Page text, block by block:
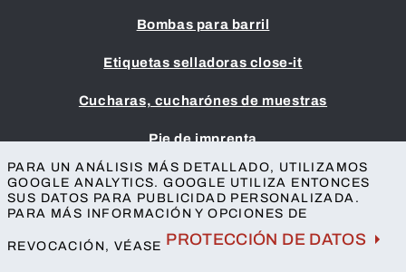
Bombas para barril
Etiquetas selladoras close-it
Cucharas, cucharónes de muestras
Pie de imprenta
GTC
Protección de datos
Accesibilidad
Contacto
PARA UN ANÁLISIS MÁS DETALLADO, UTILIZAMOS
GOOGLE ANALYTICS. GOOGLE UTILIZA ENTONCES
SUS DATOS PARA PUBLICIDAD PERSONALIZADA.
PARA MÁS INFORMACIÓN Y OPCIONES DE
REVOCACIÓN, VÉASE PROTECCIÓN DE DATOS